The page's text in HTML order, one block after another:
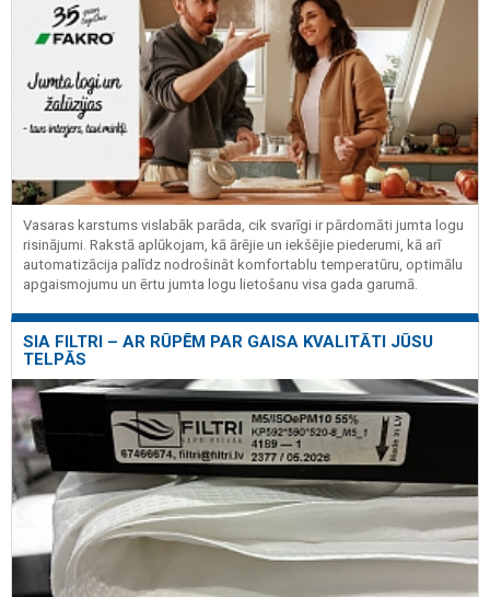
Vasaras karstums vislabāk parāda, cik svarīgi ir pārdomāti jumta logu
risinājumi. Rakstā aplūkojam, kā ārējie un iekšējie piederumi, kā arī
automatizācija palīdz nodrošināt komfortablu temperatūru, optimālu
apgaismojumu un ērtu jumta logu lietošanu visa gada garumā.
SIA FILTRI – AR RŪPĒM PAR GAISA KVALITĀTI JŪSU
TELPĀS